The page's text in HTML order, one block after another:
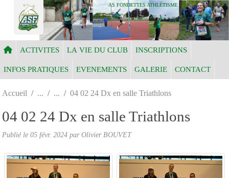
AS FONDETTES ATHLÉTISME
ACTIVITES LA VIE DU CLUB INSCRIPTIONS
INFOS PRATIQUES EVENEMENTS GALERIE CONTACT
Accueil 04 02 24 Dx en salle Triathlons
04 02 24 Dx en salle Triathlons
Publié le 05 févr. 2024 par Olivier BOUVET
Panneau de gestion des cookies